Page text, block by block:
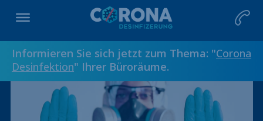
Informieren Sie sich jetzt zum Thema: "Corona
Desinfektion" Ihrer Büroräume.